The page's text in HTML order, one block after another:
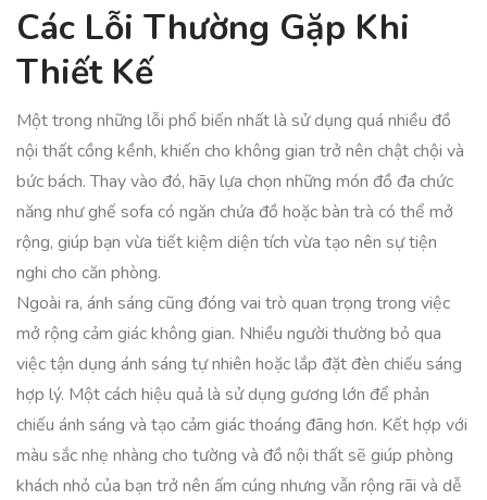
Các Lỗi Thường Gặp Khi
Thiết Kế
Một trong những lỗi phổ biến nhất là sử dụng quá nhiều đồ
nội thất cồng kềnh, khiến cho không gian trở nên chật chội và
bức bách. Thay vào đó, hãy lựa chọn những món đồ đa chức
năng như ghế sofa có ngăn chứa đồ hoặc bàn trà có thể mở
rộng, giúp bạn vừa tiết kiệm diện tích vừa tạo nên sự tiện
nghi cho căn phòng.
Ngoài ra, ánh sáng cũng đóng vai trò quan trọng trong việc
mở rộng cảm giác không gian. Nhiều người thường bỏ qua
việc tận dụng ánh sáng tự nhiên hoặc lắp đặt đèn chiếu sáng
hợp lý. Một cách hiệu quả là sử dụng gương lớn để phản
chiếu ánh sáng và tạo cảm giác thoáng đãng hơn. Kết hợp với
màu sắc nhẹ nhàng cho tường và đồ nội thất sẽ giúp phòng
khách nhỏ của bạn trở nên ấm cúng nhưng vẫn rộng rãi và dễ